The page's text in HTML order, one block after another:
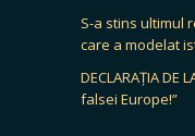
S-a stins ultimul
care a modelat
DECLARAȚIA DE
falsei Europe!”